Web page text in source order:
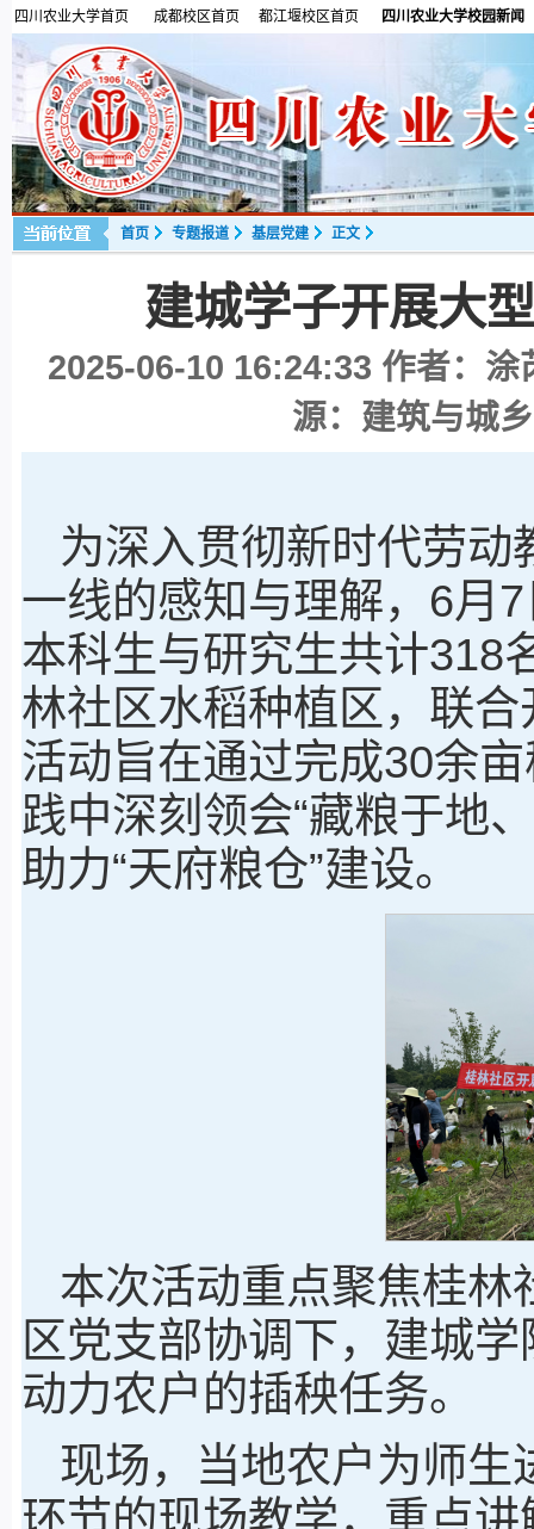
四川农业大学首页 成都校区首页 都江堰校区首页 四川农业大学校园新闻
首页 专题报道 基层党建 正文
建城学子开展大
2025-06-10 16:24:33 作者：涂
源：建筑与城
为深入贯彻新时代劳
一线的感知与理解，6月
本科生与研究生共计318
林社区水稻种植区，联
活动旨在通过完成30余
践中深刻领会“藏粮于地
助力“天府粮仓”建设。
本次活动重点聚焦桂林
区党支部协调下，建城
动力农户的插秧任务。
现场，当地农户为师生